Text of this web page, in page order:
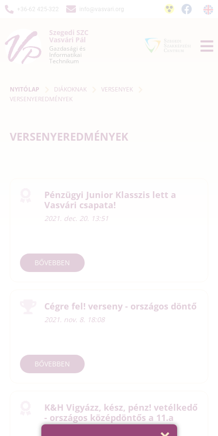
+36-62 425-322 info@vasvari.org
Szegedi SZC
Vasvári Pál
Gazdasági és
Informatikai
Technikum
NYITÓLAP DIÁKOKNAK
VERSENYEK
VERSENYEREDMÉNYEK
VERSENYEREDMÉNYEK
Pénzügyi Junior Klasszis lett a
Vasvári csapata!
2021. dec. 20. 13:51
BŐVEBBEN
Cégre fel! verseny - országos döntő
2021. nov. 8. 18:08
BŐVEBBEN
K&H Vigyázz, kész, pénz! vetélkedő
- országos középdöntős a 11.a
osztály csapata